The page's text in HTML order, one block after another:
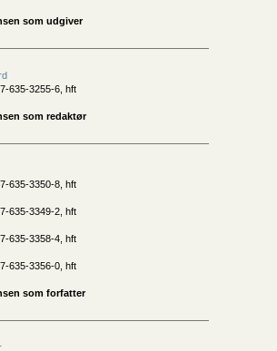
som udgiver
635-3255-6, hft
som redaktør
635-3350-8, hft
635-3349-2, hft
635-3358-4, hft
635-3356-0, hft
som forfatter